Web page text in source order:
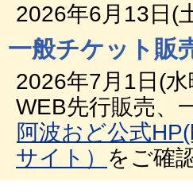
2026年6月13日(
一般チケット販
2026年7月1日(水
WEB先行販売、
阿波おど公式
サイト） をご確